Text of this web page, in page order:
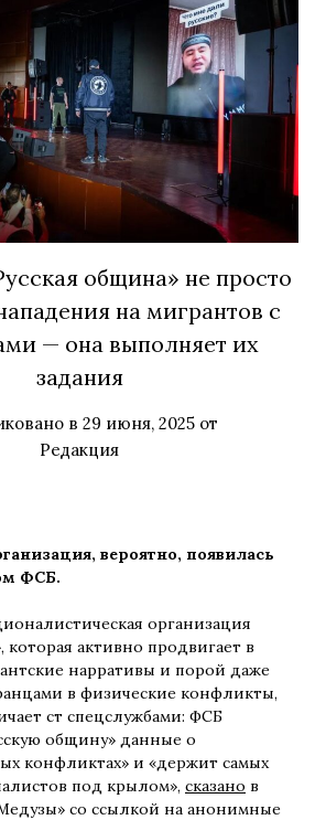
община» не просто
на мигрантов с
— она выполняет их
задания
в 29 июня, 2025 от
Редакция
вероятно, появилась
ФСБ.
организация
которая активно продвигает в
нарративы и порой даже
в физические конфликты,
ст спецслужбами: ФСБ
общину» данные о
конфликтах» и «держит самых
под крылом», сказано в
со ссылкой на анонимные